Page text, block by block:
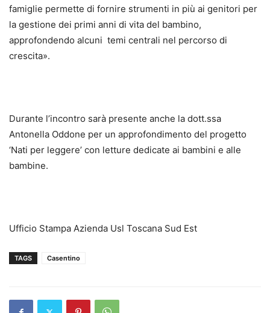
famiglie permette di fornire strumenti in più ai genitori per
la gestione dei primi anni di vita del bambino,
approfondendo alcuni temi centrali nel percorso di
crescita».
Durante l’incontro sarà presente anche la dott.ssa
Antonella Oddone per un approfondimento del progetto
‘Nati per leggere’ con letture dedicate ai bambini e alle
bambine.
Ufficio Stampa Azienda Usl Toscana Sud Est
TAGS Casentino